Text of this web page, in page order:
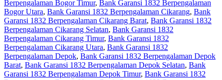
Berpengalaman Bogor Timur, Bank Garansi 1832 Berpengalaman
Bogor Utara, Bank Garansi 1832 Berpengalaman Cikarang, Bank
Garansi 1832 Berpengalaman Cikarang Barat, Bank Garansi 1832
Berpengalaman Cikarang Selatan, Bank Garansi 1832
Berpengalaman Cikarang Timur, Bank Garansi 1832
Berpengalaman Cikarang Utara, Bank Garansi 1832
Berpengalaman Depok, Bank Garansi 1832 Berpengalaman Depok
Barat, Bank Garansi 1832 Berpengalaman Depok Selatan, Bank
Garansi 1832 Berpengalaman Depok Timur, Bank Garansi 1832